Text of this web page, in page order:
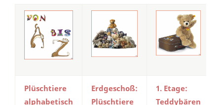
Plüschtiere
alphabetisch
Erdgeschoß:
Plüschtiere
1. Etage:
Teddybären